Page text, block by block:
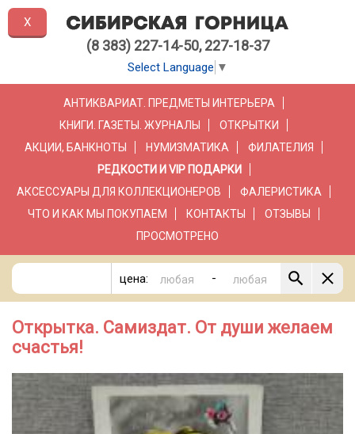
(8 383) 227-14-50, 227-18-37
Select Language ▼
АНТИКВАРИАТ. ПРЕДМЕТЫ ИНТЕРЬЕРА
КНИГИ. ГАЗЕТЫ. ЖУРНАЛЫ
ОТКРЫТКИ
АКЦИИ, БАНКНОТЫ
НУМИЗМАТИКА
ФИЛАТЕЛИЯ
РЕДКОСТИ И VIP ПОДАРКИ
АКСЕССУАРЫ ДЛЯ КОЛЛЕКЦИОНЕРОВ
ФАЛЕРИСТИКА
ЧТО И КАК МЫ ПОКУПАЕМ
КОНТАКТЫ
ОТЗЫВЫ
ПРОСМОТРЕНО
цена: -
Открытка. Самиздат. От души желаем
счастья!
X